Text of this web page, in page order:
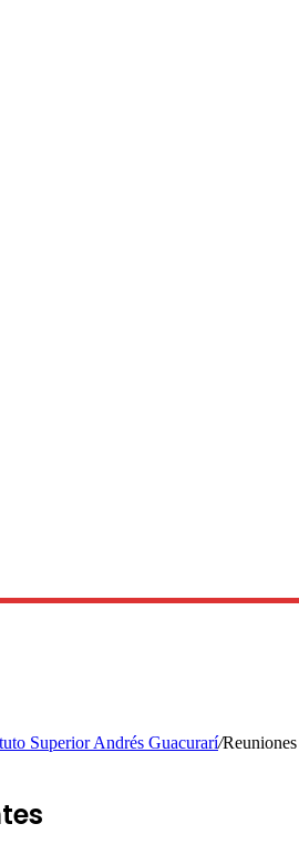
Superior Andrés Guacurarí/